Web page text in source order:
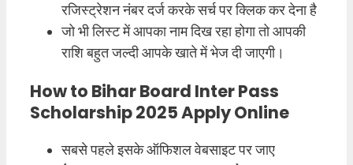
रजिस्ट्रेशन नंबर दर्ज करके सर्च पर क्लिक कर देना है
जो भी लिस्ट में आपका नाम दिख रहा होगा तो आपकी
राशि बहुत जल्दी आपके खाते में भेज दी जाएगी।
How to Bihar Board Inter Pass
Scholarship 2025 Apply Online
सबसे पहले इसके ऑफिशल वेबसाइट पर जाए